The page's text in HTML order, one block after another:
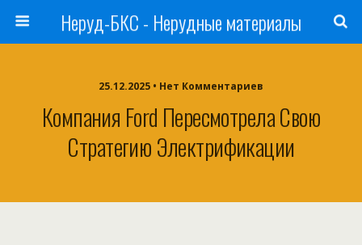
Неруд-БКС - Нерудные материалы
25.12.2025 • Нет Комментариев
Компания Ford Пересмотрела Свою
Стратегию Электрификации